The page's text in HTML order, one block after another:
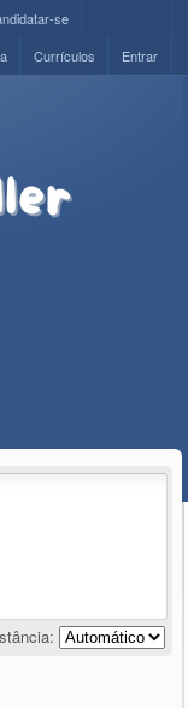
se
Entrar
Currículos